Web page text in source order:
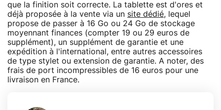
que la finition soit correcte. La tablette est d'ores et
déjà proposée à la vente via un site dédié, lequel
propose de passer à 16 Go ou 24 Go de stockage
moyennant finances (compter 19 ou 29 euros de
supplément), un supplément de garantie et une
expédition à l'international, entre autres accessoires
de type stylet ou extension de garantie. A noter, des
frais de port incompressibles de 16 euros pour une
livraison en France.